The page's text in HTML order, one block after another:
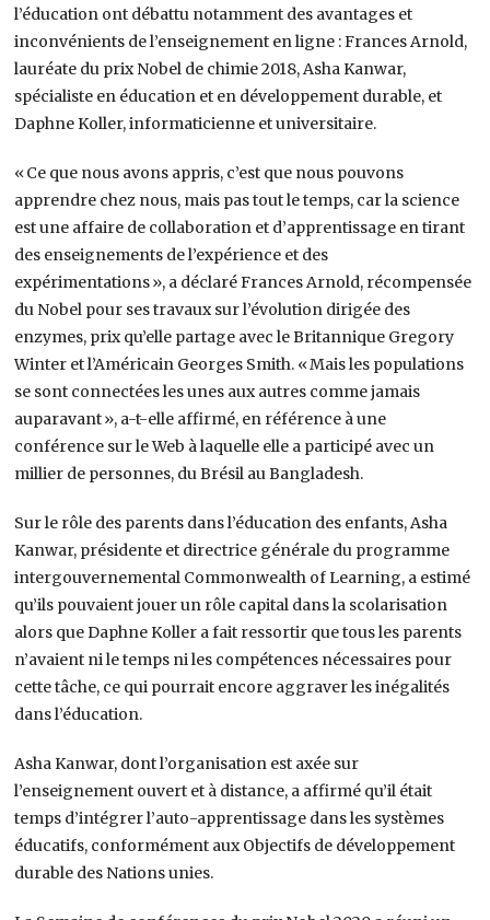
l’éducation ont débattu notamment des avantages et
inconvénients de l’enseignement en ligne : Frances Arnold,
lauréate du prix Nobel de chimie 2018, Asha Kanwar,
spécialiste en éducation et en développement durable, et
Daphne Koller, informaticienne et universitaire.
« Ce que nous avons appris, c’est que nous pouvons
apprendre chez nous, mais pas tout le temps, car la science
est une affaire de collaboration et d’apprentissage en tirant
des enseignements de l’expérience et des
expérimentations », a déclaré Frances Arnold, récompensée
du Nobel pour ses travaux sur l’évolution dirigée des
enzymes, prix qu’elle partage avec le Britannique Gregory
Winter et l’Américain Georges Smith. « Mais les populations
se sont connectées les unes aux autres comme jamais
auparavant », a-t-elle affirmé, en référence à une
conférence sur le Web à laquelle elle a participé avec un
millier de personnes, du Brésil au Bangladesh.
Sur le rôle des parents dans l’éducation des enfants, Asha
Kanwar, présidente et directrice générale du programme
intergouvernemental Commonwealth of Learning, a estimé
qu’ils pouvaient jouer un rôle capital dans la scolarisation
alors que Daphne Koller a fait ressortir que tous les parents
n’avaient ni le temps ni les compétences nécessaires pour
cette tâche, ce qui pourrait encore aggraver les inégalités
dans l’éducation.
Asha Kanwar, dont l’organisation est axée sur
l’enseignement ouvert et à distance, a affirmé qu’il était
temps d’intégrer l’auto-apprentissage dans les systèmes
éducatifs, conformément aux Objectifs de développement
durable des Nations unies.